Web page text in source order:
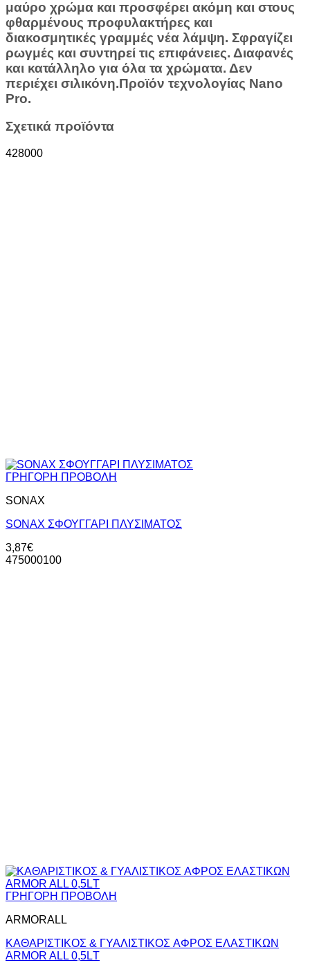
μαύρο χρώμα και προσφέρει ακόμη και στους
φθαρμένους προφυλακτήρες και
διακοσμητικές γραμμές νέα λάμψη. Σφραγίζει
ρωγμές και συντηρεί τις επιφάνειες. Διαφανές
και κατάλληλο για όλα τα χρώματα. Δεν
περιέχει σιλικόνη.Προϊόν τεχνολογίας Nano
Pro.
Σχετικά προϊόντα
428000
ΓΡΗΓΟΡΗ ΠΡΟΒΟΛΗ
SONAX
SONAX ΣΦΟΥΓΓΑΡΙ ΠΛΥΣΙΜΑΤΟΣ
3,87€
475000100
ΓΡΗΓΟΡΗ ΠΡΟΒΟΛΗ
ARMORALL
ΚΑΘΑΡΙΣΤΙΚΟΣ & ΓΥΑΛΙΣΤΙΚΟΣ AΦΡΟΣ ΕΛΑΣΤΙΚΩΝ
ARMOR ALL 0,5LΤ